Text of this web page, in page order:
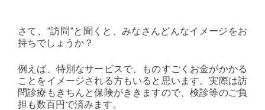
さて、”訪問”と聞くと、みなさんどんなイメージをお
持ちでしょうか？
例えば、特別なサービスで、ものすごくお金がかかる
ことをイメージされる方もいると思います。実際は訪
問診療もきちんと保険がききますので、検診等のご負
担も数百円で済みます。